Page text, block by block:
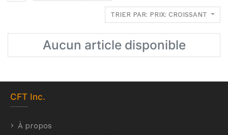
TRIER PAR: PRIX: CROISSANT
Aucun article disponible
CFT Inc.
À propos